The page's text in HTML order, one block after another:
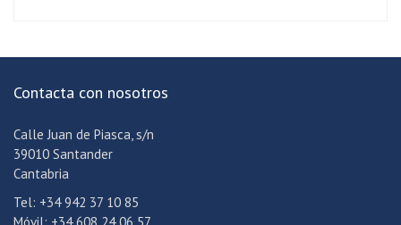
Contacta con nosotros
Calle Juan de Piasca, s/n
39010 Santander
Cantabria
Tel: +34 942 37 10 85